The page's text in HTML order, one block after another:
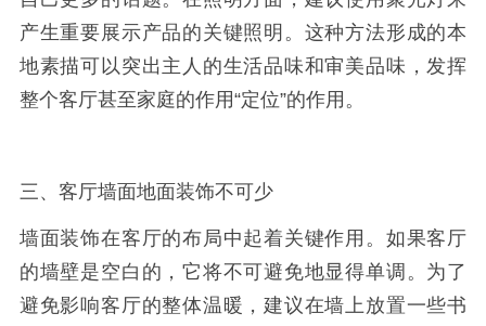
产生重要展示产品的关键照明。这种方法形成的本
地素描可以突出主人的生活品味和审美品味，发挥
整个客厅甚至家庭的作用“定位”的作用。
三、客厅墙面地面装饰不可少
墙面装饰在客厅的布局中起着关键作用。如果客厅
的墙壁是空白的，它将不可避免地显得单调。为了
避免影响客厅的整体温暖，建议在墙上放置一些书